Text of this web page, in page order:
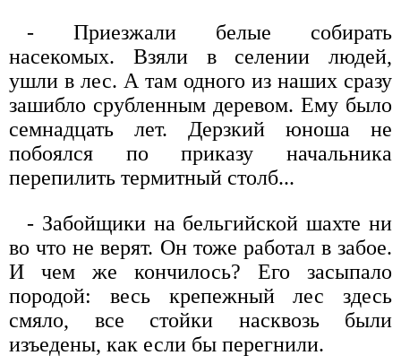
- Приезжали белые собирать
насекомых. Взяли в селении людей,
ушли в лес. А там одного из наших сразу
зашибло срубленным деревом. Ему было
семнадцать лет. Дерзкий юноша не
побоялся по приказу начальника
перепилить термитный столб...
- Забойщики на бельгийской шахте ни
во что не верят. Он тоже работал в забое.
И чем же кончилось? Его засыпало
породой: весь крепежный лес здесь
смяло, все стойки насквозь были
изъедены, как если бы перегнили.